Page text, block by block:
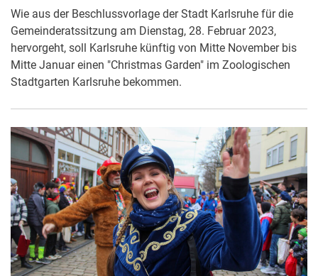
Wie aus der Beschlussvorlage der Stadt Karlsruhe für die
Gemeinderatssitzung am Dienstag, 28. Februar 2023,
hervorgeht, soll Karlsruhe künftig von Mitte November bis
Mitte Januar einen "Christmas Garden" im Zoologischen
Stadtgarten Karlsruhe bekommen.